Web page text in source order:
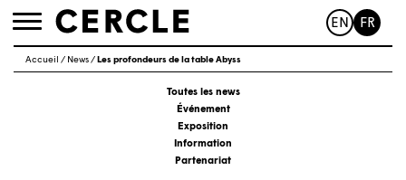
Toggle
EN FR
Accueil / News/ Les profondeurs de la table Abyss
Toutes les news
Événement
Exposition
Information
Partenariat